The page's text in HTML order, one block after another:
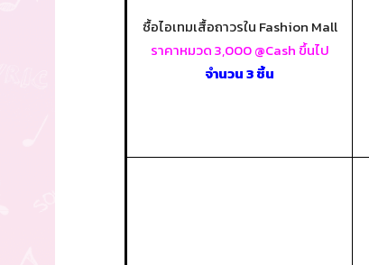
ซื้อไอเทมเสื้อถาวรใน Fashion Mall
ราคาหมวด 3,000 @Cash ขึ้นไป
จำนวน 3 ชิ้น